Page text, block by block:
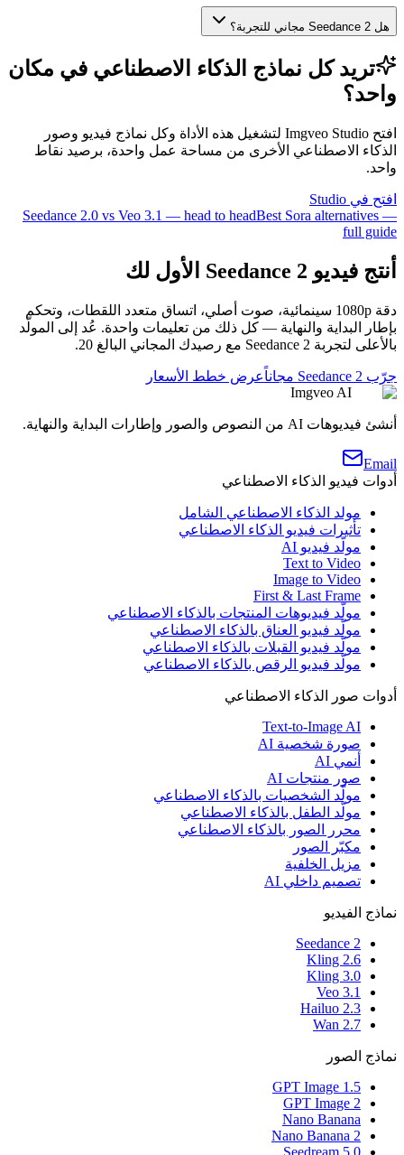
هل Seedance 2 مجاني للتجربة؟
تريد كل نماذج الذكاء الاصطناعي في مكان
واحد؟
افتح Imgveo Studio لتشغيل هذه الأداة وكل نماذج فيديو وصور
الذكاء الاصطناعي الأخرى من مساحة عمل واحدة، برصيد نقاط
واحد.
افتح في Studio
Seedance 2.0 vs Veo 3.1 — head to headBest Sora alternatives —
full guide
أنتج فيديو Seedance 2 الأول لك
دقة 1080p سينمائية، صوت أصلي، اتساق متعدد اللقطات، وتحكم
بإطار البداية والنهاية — كل ذلك من تعليمات واحدة. عُد إلى المولّد
بالأعلى لتجربة Seedance 2 مع رصيدك المجاني البالغ 20.
جرّب Seedance 2 مجاناً
عرض خطط الأسعار
Imgveo AI
أنشئ فيديوهات AI من النصوص والصور وإطارات البداية والنهاية.
Email
أدوات فيديو الذكاء الاصطناعي
مولد الذكاء الاصطناعي الشامل
تأثيرات فيديو الذكاء الاصطناعي
مولّد فيديو AI
Text to Video
Image to Video
First & Last Frame
مولّد فيديوهات المنتجات بالذكاء الاصطناعي
مولّد فيديو العناق بالذكاء الاصطناعي
مولّد فيديو القبلات بالذكاء الاصطناعي
مولّد فيديو الرقص بالذكاء الاصطناعي
أدوات صور الذكاء الاصطناعي
Text-to-Image AI
صورة شخصية AI
أنمي AI
صور منتجات AI
مولّد الشخصيات بالذكاء الاصطناعي
مولّد الطفل بالذكاء الاصطناعي
محرر الصور بالذكاء الاصطناعي
مكبّر الصور
مزيل الخلفية
تصميم داخلي AI
نماذج الفيديو
Seedance 2
Kling 2.6
Kling 3.0
Veo 3.1
Hailuo 2.3
Wan 2.7
نماذج الصور
GPT Image 1.5
GPT Image 2
Nano Banana
Nano Banana 2
Seedream 5.0